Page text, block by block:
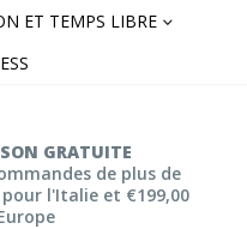
ET TEMPS LIBRE
GRATUITE
de plus de
pour l'Italie et €199,00